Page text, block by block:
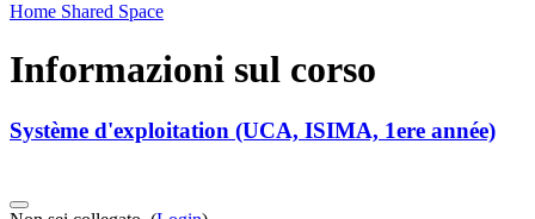
Home Shared Space
Informazioni sul corso
Système d'exploitation (UCA, ISIMA, 1ere année)